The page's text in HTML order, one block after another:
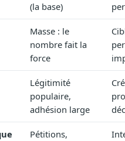
exhaustives pour vos travaux
par secteur
: énergie, santé, finance,
concrets
pour gagner du temps
(Advisory)
(la base)
Masse : le
nombre fait la
force
Légitimité
populaire,
adhésion large
Pétitions,